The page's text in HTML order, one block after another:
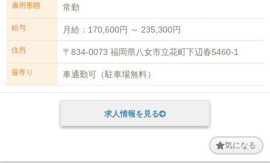
雇用形態 常勤
給与 月給：170,600円 ～ 235,300円
住所 〒834-0073 福岡県八女市立花町下辺春5460-1
最寄り 車通勤可（駐車場無料）
求人情報を見る
気になる